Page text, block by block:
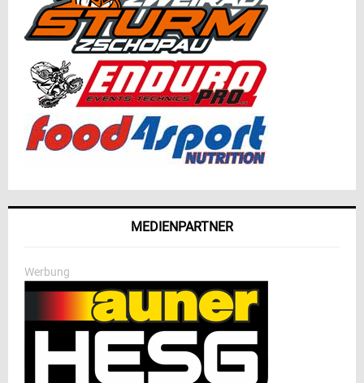
MEDIENPARTNER
Werbung